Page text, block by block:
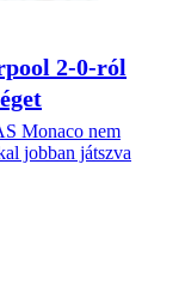
2-0-ról
Monaco nem
jobban játszva